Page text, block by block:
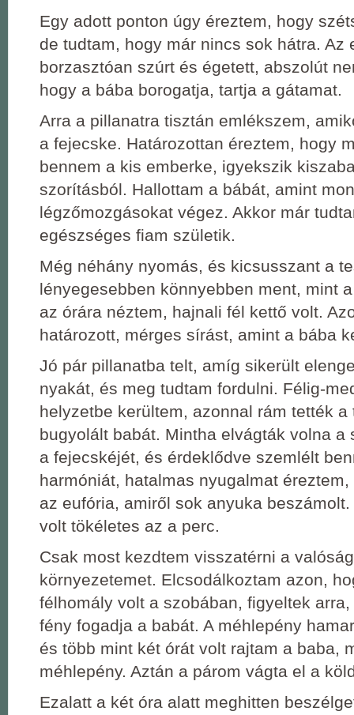
Egy adott ponton úgy éreztem, hogy
de tudtam, hogy már nincs sok hátra. Az
borzasztóan szúrt és égetett, abszolút
hogy a bába borogatja, tartja a gátamat.
Arra a pillanatra tisztán emlékszem,
a fejecske. Határozottan éreztem, hogy
bennem a kis emberke, igyekszik
szorításból. Hallottam a bábát, amint
légzőmozgásokat végez. Akkor már
egészséges fiam születik.
Még néhány nyomás, és kicsusszant a
lényegesebben könnyebben ment, mint
az órára néztem, hajnali fél kettő volt.
határozott, mérges sírást, amint a bába
Jó pár pillanatba telt, amíg sikerült
nyakát, és meg tudtam fordulni. Félig-
helyzetbe kerültem, azonnal rám tették a
bugyolált babát. Mintha elvágták volna a
a fejecskéjét, és érdeklődve szemlélt
harmóniát, hatalmas nyugalmat
az eufória, amiről sok anyuka
volt tökéletes az a perc.
Csak most kezdtem visszatérni a
környezetemet. Elcsodálkoztam azon,
félhomály volt a szobában, figyeltek
fény fogadja a babát. A méhlepény
és több mint két órát volt rajtam a baba,
méhlepény. Aztán a párom vágta el a
Ezalatt a két óra alatt meghitten